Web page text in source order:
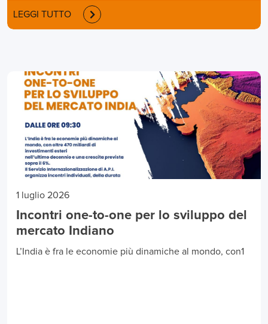
LEGGI TUTTO
1 luglio 2026
Incontri one-to-one per lo sviluppo del
mercato Indiano
L’India è fra le economie più dinamiche al mondo, con1